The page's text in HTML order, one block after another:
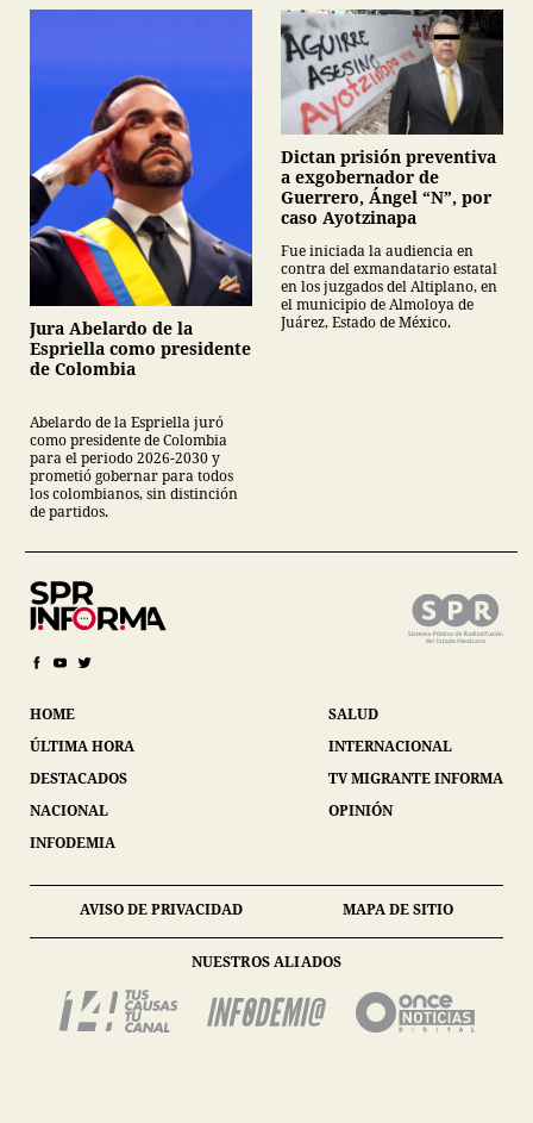
Jura Abelardo de la
Espriella como presidente
de Colombia
Abelardo de la Espriella juró
como presidente de Colombia
para el periodo 2026-2030 y
prometió gobernar para todos
los colombianos, sin distinción
de partidos.
Dictan prisión preventiva
a exgobernador de
Guerrero, Ángel “N”, por
caso Ayotzinapa
Fue iniciada la audiencia en
contra del exmandatario estatal
en los juzgados del Altiplano, en
el municipio de Almoloya de
Juárez, Estado de México.
HOME
ÚLTIMA HORA
DESTACADOS
NACIONAL
INFODEMIA
SALUD
INTERNACIONAL
TV MIGRANTE INFORMA
OPINIÓN
AVISO DE PRIVACIDAD MAPA DE SITIO
NUESTROS ALIADOS